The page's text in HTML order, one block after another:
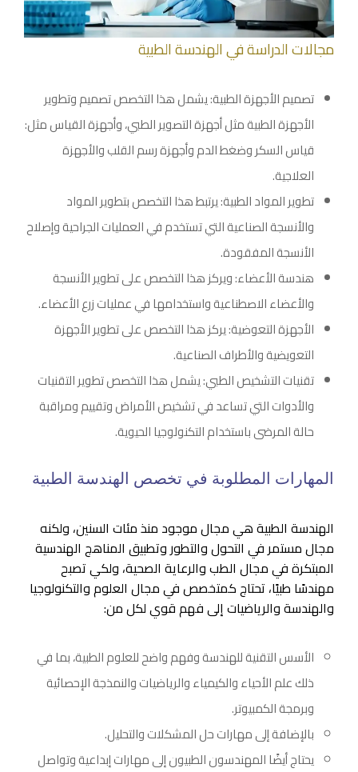
مجالات الدراسة في الهندسة الطبية
تصميم الأجهزة الطبية: يشمل هذا التخصص تصميم وتطوير
الأجهزة الطبية مثل أجهزة التصوير الطبي، وأجهزة القياس مثل:
قياس السكر وضغط الدم وأجهزة رسم القلب والأجهزة
العلاجية.
تطوير المواد الطبية: يرتبط هذا التخصص بتطوير المواد
والأنسجة الصناعية التي تستخدم في العمليات الجراحية وإصلاح
الأنسجة المفقودة.
هندسة الأعضاء: ويركز هذا التخصص على تطوير الأنسجة
والأعضاء الاصطناعية واستخدامها في عمليات زرع الأعضاء.
الأجهزة التعوضية: يركز هذا التخصص على تطوير الأجهزة
التعويضية والأطراف الصناعية.
تقنيات التشخيص الطبي: يشمل هذا التخصص تطوير التقنيات
والأدوات التي تساعد في تشخيص الأمراض وتقييم ومراقبة
حالة المرضى باستخدام التكنولوجيا الحيوية.
المهارات المطلوبة في تخصص الهندسة الطبية
الهندسة الطبية هي مجال موجود منذ مئات السنين، ولكنه
مجال مستمر في التحول والتطور وتطبيق المناهج الهندسية
المبتكرة في مجال الطب والرعاية الصحية، ولكي تصبح
مهندسًا طبيًا، تحتاج كمتخصص في مجال العلوم والتكنولوجيا
والهندسة والرياضيات إلى فهم قوي لكل من:
الأسس التقنية للهندسة وفهم واضح للعلوم الطبية، بما في
ذلك علم الأحياء والكيمياء والرياضيات والنمذجة الإحصائية
وبرمجة الكمبيوتر.
بالإضافة إلى مهارات حل المشكلات والتحليل.
يحتاج أيضًا المهندسون الطبيون إلى مهارات إبداعية وتواصل